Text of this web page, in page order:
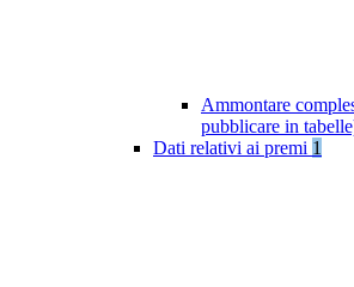
Ammontare
pubblicare in
Dati relativi ai premi 1